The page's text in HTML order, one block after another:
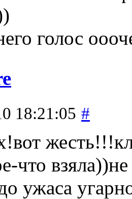
голос
18:21:05 #
что
ужаса